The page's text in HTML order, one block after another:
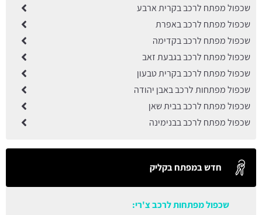
שכפול מפתח לרכב בקרית ארבע
שכפול מפתח לרכב באפרת
שכפול מפתח לרכב בקדימה
שכפול מפתח לרכב בגבעת זאב
שכפול מפתח לרכב בקרית טבעון
שכפול מפתחות לרכב באבן יהודה
שכפול מפתח לרכב בבית שאן
שכפול מפתח לרכב בבנימינה
חדש במפתח בקליק
שכפול מפתחות לרכב צ'רי: